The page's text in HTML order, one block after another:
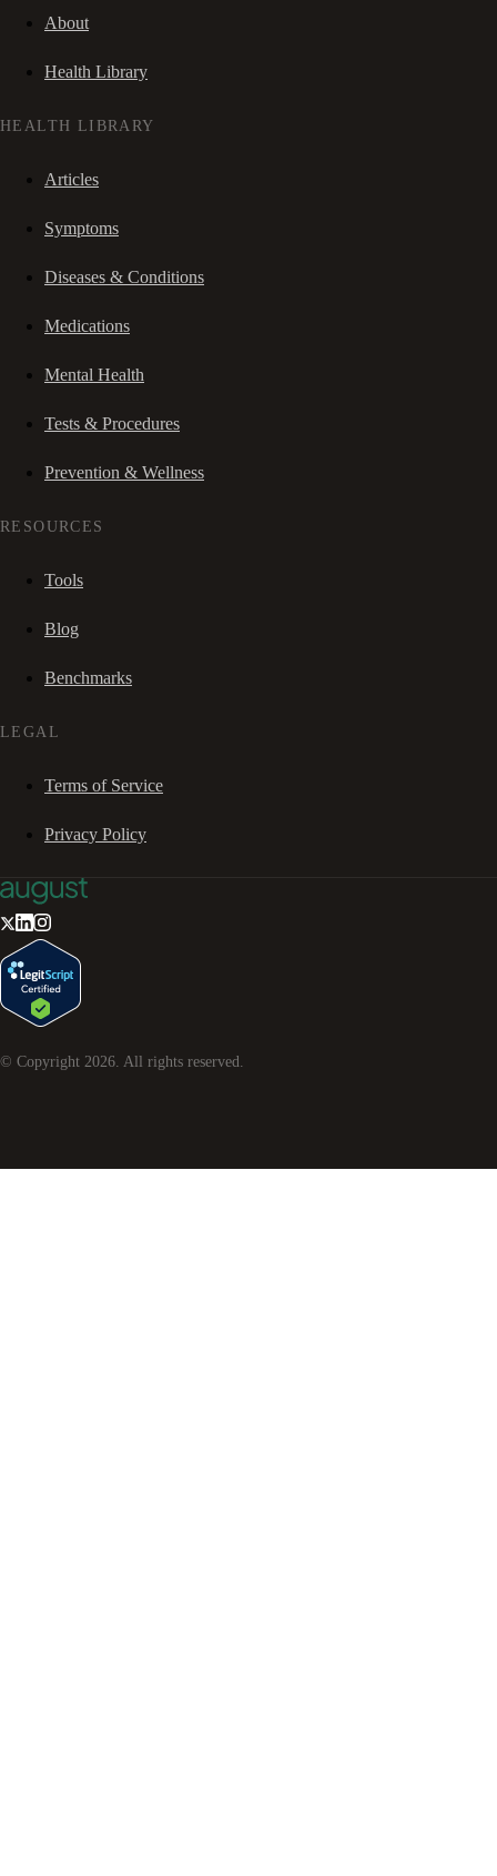
About
Health Library
HEALTH LIBRARY
Articles
Symptoms
Diseases & Conditions
Medications
Mental Health
Tests & Procedures
Prevention & Wellness
RESOURCES
Tools
Blog
Benchmarks
LEGAL
Terms of Service
Privacy Policy
© Copyright 2026. All rights reserved.